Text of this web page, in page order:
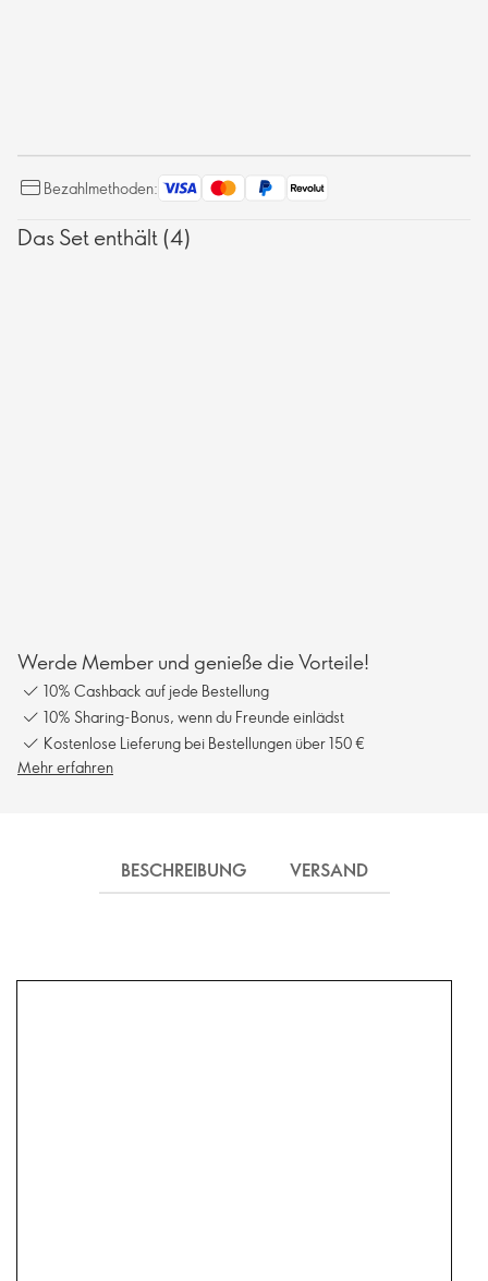
Bezahlmethoden:
Das Set enthält (4)
Werde Member und genieße die Vorteile!
10% Cashback auf jede Bestellung
10% Sharing-Bonus, wenn du Freunde einlädst
Kostenlose Lieferung bei Bestellungen über 150 €
Mehr erfahren
BESCHREIBUNG VERSAND